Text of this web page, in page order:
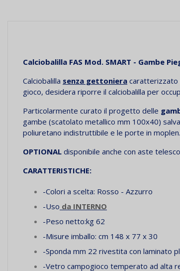
Calciobalilla FAS Mod. SMART - Gambe
Calciobalilla senza gettoniera caratterizzato
gioco, desidera riporre il calciobalilla per
Particolarmente curato il progetto delle
gambe (scatolato metallico mm 100x40)
poliuretano indistruttibile e le porte in moplen.
OPTIONAL disponibile anche con aste
CARATTERISTICHE:
-Colori a scelta: Rosso - Azzurro
-Uso da INTERNO
-Peso netto:kg 62
-Misure imballo: cm 148 x 77 x 30
-Sponda mm 22 rivestita con laminato
-Vetro campogioco temperato ad alta